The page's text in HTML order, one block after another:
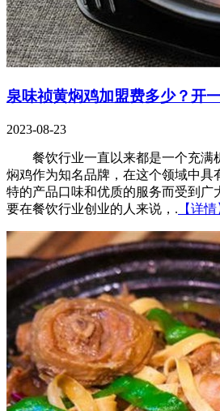
泉味祯黄焖鸡加盟费多少？开
2023-08-23
餐饮行业一直以来都是一个充满
焖鸡作为知名品牌，在这个领域中具
特的产品口味和优质的服务而受到广
要在餐饮行业创业的人来说，. 【详情